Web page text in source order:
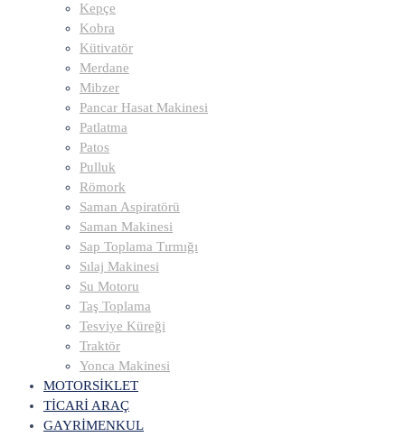
Kepçe
Kobra
Kütivatör
Merdane
Mibzer
Pancar Hasat Makinesi
Patlatma
Patos
Pulluk
Römork
Saman Aspiratörü
Saman Makinesi
Sap Toplama Tırmığı
Sılaj Makinesi
Su Motoru
Taş Toplama
Tesviye Küreği
Traktör
Yonca Makinesi
MOTORSİKLET
TİCARİ ARAÇ
GAYRİMENKUL